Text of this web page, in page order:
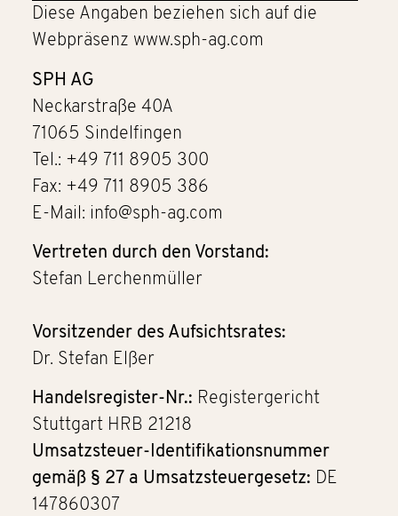
Diese Angaben beziehen sich auf die
Webpräsenz www.sph-ag.com
SPH AG
Neckarstraße 40A
71065 Sindelfingen
Tel.: +49 711 8905 300
Fax: +49 711 8905 386
E-Mail: info@sph-ag.com
Vertreten durch den Vorstand:
Stefan Lerchenmüller
Vorsitzender des Aufsichtsrates:
Dr. Stefan Elßer
Handelsregister-Nr.: Registergericht
Stuttgart HRB 21218
Umsatzsteuer-Identifikationsnummer
gemäß § 27 a Umsatzsteuergesetz: DE
147860307